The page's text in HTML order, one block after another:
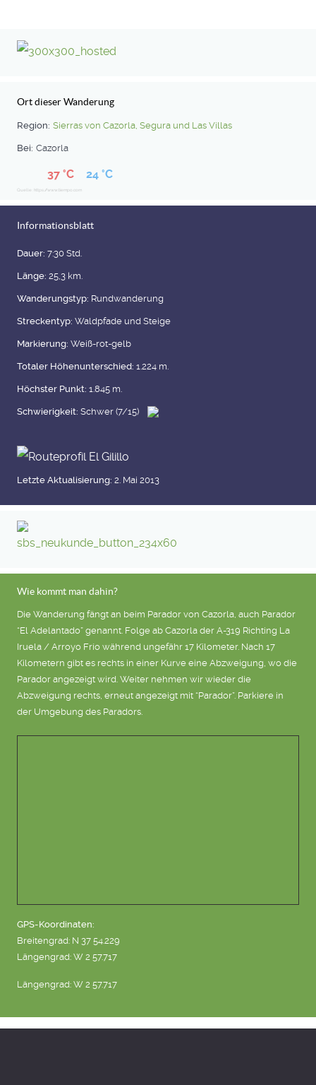
Ort dieser Wanderung
Region: Sierras von Cazorla, Segura und Las Villas
Bei: Cazorla
37 °C 24 °C
Quelle: https://www.tiempo.com
Informationsblatt
Dauer: 7:30 Std.
Länge: 25,3 km.
Wanderungstyp: Rundwanderung
Streckentyp: Waldpfade und Steige
Markierung: Weiß-rot-gelb
Totaler Höhenunterschied: 1.224 m.
Höchster Punkt: 1.845 m.
Schwierigkeit: Schwer (7/15)
Letzte Aktualisierung: 2. Mai 2013
Wie kommt man dahin?
Die Wanderung fängt an beim Parador von Cazorla, auch Parador
“El Adelantado” genannt. Folge ab Cazorla der A-319 Richting La
Iruela / Arroyo Frío während ungefähr 17 Kilometer. Nach 17
Kilometern gibt es rechts in einer Kurve eine Abzweigung, wo die
Parador angezeigt wird. Weiter nehmen wir wieder die
Abzweigung rechts, erneut angezeigt mit “Parador”. Parkiere in
der Umgebung des Paradors.
GPS-Koordinaten:
Breitengrad: N 37 54.229
Längengrad: W 2 57.717
Längengrad: W 2 57.717